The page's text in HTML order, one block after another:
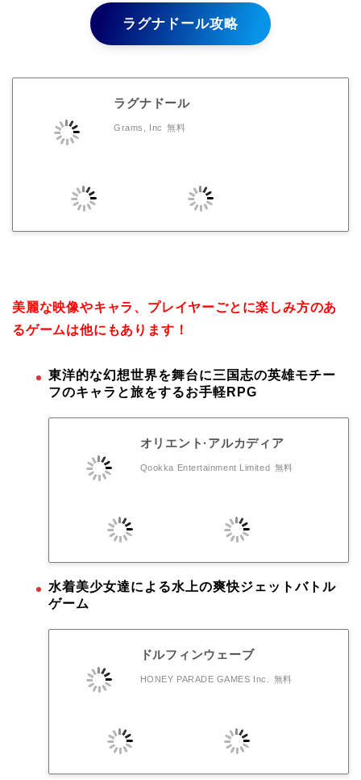
ラグナドール攻略
ラグナドール
Grams, Inc 無料
美麗な映像やキャラ、プレイヤーごとに楽しみ方のあ
るゲームは他にもあります！
東洋的な幻想世界を舞台に三国志の英雄モチー
フのキャラと旅をするお手軽RPG
オリエント·アルカディア
Qookka Entertainment Limited 無料
水着美少女達による水上の爽快ジェットバトル
ゲーム
ドルフィンウェーブ
HONEY PARADE GAMES Inc. 無料